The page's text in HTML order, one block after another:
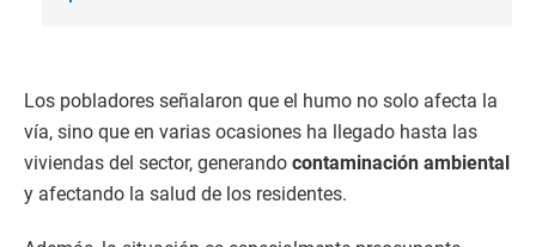
Los pobladores señalaron que el humo no solo afecta la
vía, sino que en varias ocasiones ha llegado hasta las
viviendas del sector, generando contaminación ambiental
y afectando la salud de los residentes.